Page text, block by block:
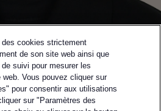
cookies strictement
de son site web ainsi que
suivi pour mesurer les
Vous pouvez cliquer sur
pour consentir aux utilisations
sur "Paramètres des